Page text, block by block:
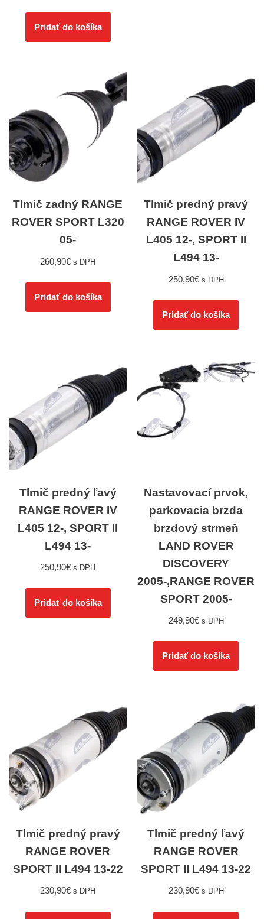
Pridať do košíka
Tlmič zadný RANGE
ROVER SPORT L320
05-
260,90€ s DPH
Pridať do košíka
Tlmič predný pravý
RANGE ROVER IV
L405 12-, SPORT II
L494 13-
250,90€ s DPH
Pridať do košíka
Tlmič predný ľavý
RANGE ROVER IV
L405 12-, SPORT II
L494 13-
250,90€ s DPH
Pridať do košíka
Nastavovací prvok,
parkovacia brzda
brzdový strmeň
LAND ROVER
DISCOVERY
2005-,RANGE ROVER
SPORT 2005-
249,90€ s DPH
Pridať do košíka
Tlmič predný pravý
RANGE ROVER
SPORT II L494 13-22
230,90€ s DPH
Tlmič predný ľavý
RANGE ROVER
SPORT II L494 13-22
230,90€ s DPH